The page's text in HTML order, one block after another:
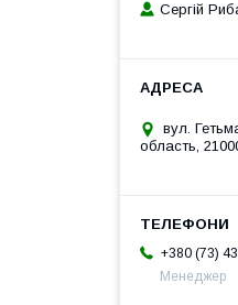
Сергій
вул.
область,
+380 (73)
Менеджер